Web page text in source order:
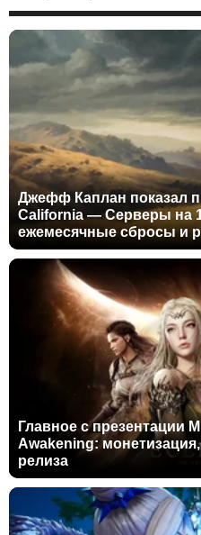
Джефф Каплан показал
California — Серверы на
ежемесячные сбросы и
Главное с презентации
Awakening:
релиза